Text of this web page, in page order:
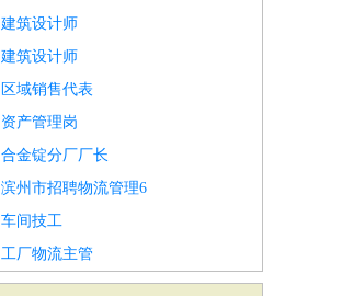
建筑设计师
建筑设计师
区域销售代表
资产管理岗
合金锭分厂厂长
滨州市招聘物流管理6
车间技工
工厂物流主管